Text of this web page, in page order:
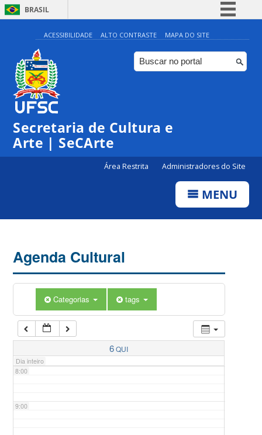
BRASIL
Simplifique!
Comunica BR
Participe
ACESSIBILIDADE ALTO CONTRASTE MAPA DO SITE
Secretaria de Cultura e
Arte | SeCArte
Área Restrita Administradores do Site
MENU
Agenda Cultural
Categorias tags
6QUI
Dia inteiro
0:00
1:00
5:00
7:00
8:00
9:00